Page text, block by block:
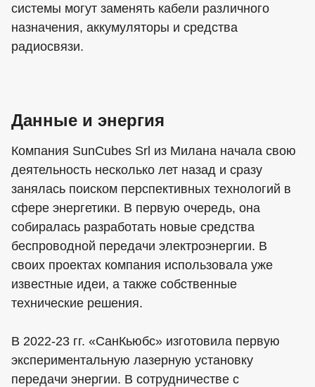
системы могут заменять кабели различного
назначения, аккумуляторы и средства
радиосвязи.
Данные и энергия
Компания SunCubes Srl из Милана начала свою
деятельность несколько лет назад и сразу
занялась поиском перспективных технологий в
сфере энергетики. В первую очередь, она
собиралась разработать новые средства
беспроводной передачи электроэнергии. В
своих проектах компания использовала уже
известные идеи, а также собственные
технические решения.
В 2022-23 гг. «СанКьюбс» изготовила первую
экспериментальную лазерную установку
передачи энергии. В сотрудничестве с